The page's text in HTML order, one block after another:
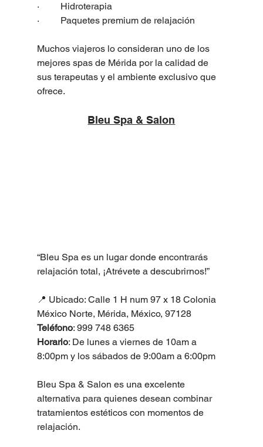
·         Hidroterapia
·         Paquetes premium de relajación
Muchos viajeros lo consideran uno de los
mejores spas de Mérida por la calidad de
sus terapeutas y el ambiente exclusivo que
ofrece.
Bleu Spa & Salon
“Bleu Spa es un lugar donde encontrarás
relajación total, ¡Atrévete a descubrirnos!”
📍 Ubicado: Calle 1 H num 97 x 18 Colonia
México Norte, Mérida, México, 97128
Teléfono: 999 748 6365
Horario: De lunes a viernes de 10am a
8:00pm y los sábados de 9:00am a 6:00pm
Bleu Spa & Salon es una excelente
alternativa para quienes desean combinar
tratamientos estéticos con momentos de
relajación.